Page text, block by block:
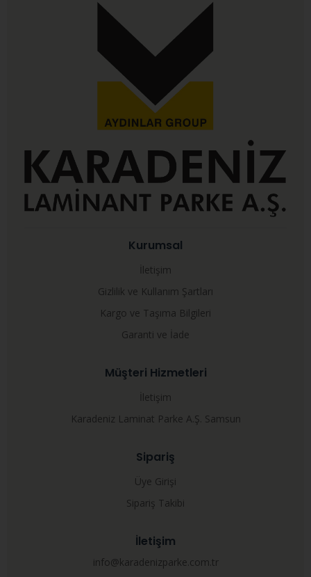
Kurumsal
İletişim
Gizlilik ve Kullanım Şartları
Kargo ve Taşıma Bilgileri
Garanti ve İade
Müşteri Hizmetleri
İletişim
Karadeniz Laminat Parke A.Ş. Samsun
Sipariş
Üye Girişi
Sipariş Takibi
İletişim
info@karadenizparke.com.tr